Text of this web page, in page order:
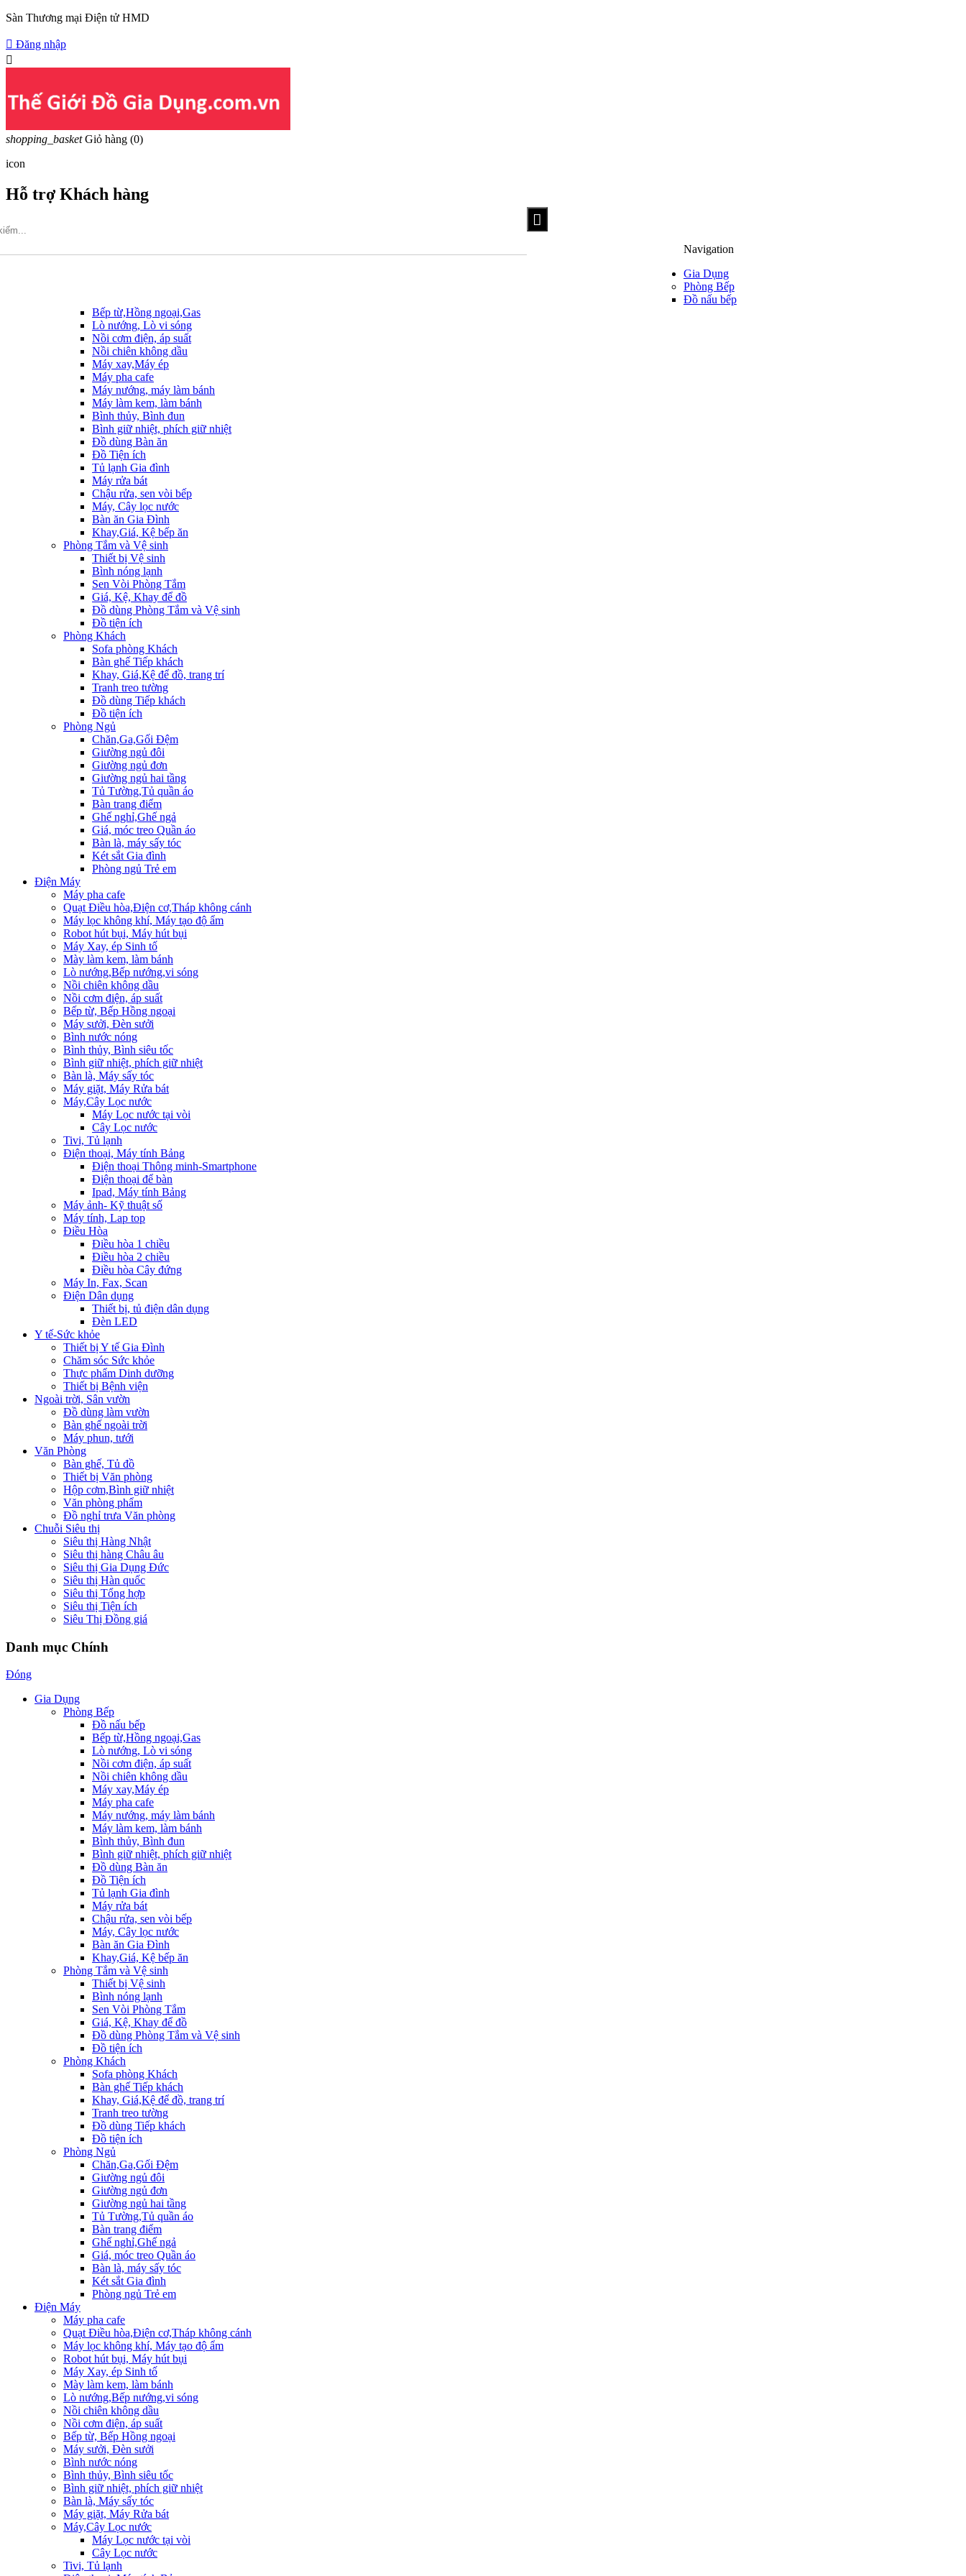
Sàn Thương mại Điện tử HMD
 Đăng nhập

shopping_basket Giỏ hàng (0)
icon
Hỗ trợ Khách hàng
Hotline: 09317.456.44
Navigation
Gia Dụng
Phòng Bếp
Đồ nấu bếp
Bếp từ,Hồng ngoại,Gas
Lò nướng, Lò vi sóng
Nồi cơm điện, áp suất
Nồi chiên không dầu
Máy xay,Máy ép
Máy pha cafe
Máy nướng, máy làm bánh
Máy làm kem, làm bánh
Bình thủy, Bình đun
Bình giữ nhiệt, phích giữ nhiệt
Đồ dùng Bàn ăn
Đồ Tiện ích
Tủ lạnh Gia đình
Máy rửa bát
Chậu rửa, sen vòi bếp
Máy, Cây lọc nước
Bàn ăn Gia Đình
Khay,Giá, Kệ bếp ăn
Phòng Tắm và Vệ sinh
Thiết bị Vệ sinh
Bình nóng lạnh
Sen Vòi Phòng Tắm
Giá, Kệ, Khay để đồ
Đồ dùng Phòng Tắm và Vệ sinh
Đồ tiện ích
Phòng Khách
Sofa phòng Khách
Bàn ghế Tiếp khách
Khay, Giá,Kệ để đồ, trang trí
Tranh treo tường
Đồ dùng Tiếp khách
Đồ tiện ích
Phòng Ngủ
Chăn,Ga,Gối Đệm
Giường ngủ đôi
Giường ngủ đơn
Giường ngủ hai tầng
Tủ Tường,Tủ quần áo
Bàn trang điểm
Ghế nghỉ,Ghế ngả
Giá, móc treo Quần áo
Bàn là, máy sấy tóc
Két sắt Gia đình
Phòng ngủ Trẻ em
Điện Máy
Máy pha cafe
Quạt Điều hòa,Điện cơ,Tháp không cánh
Máy lọc không khí, Máy tạo độ ẩm
Robot hút bụi, Máy hút bụi
Máy Xay, ép Sinh tố
Mày làm kem, làm bánh
Lò nướng,Bếp nướng,vi sóng
Nồi chiên không dầu
Nồi cơm điện, áp suất
Bếp từ, Bếp Hồng ngoại
Máy sưởi, Đèn sưởi
Bình nước nóng
Bình thủy, Bình siêu tốc
Bình giữ nhiệt, phích giữ nhiệt
Bàn là, Máy sấy tóc
Máy giặt, Máy Rửa bát
Máy,Cây Lọc nước
Máy Lọc nước tại vòi
Cây Lọc nước
Tivi, Tủ lạnh
Điện thoại, Máy tính Bảng
Điện thoại Thông minh-Smartphone
Điện thoại để bàn
Ipad, Máy tính Bảng
Máy ảnh- Kỹ thuật số
Máy tính, Lap top
Điều Hòa
Điều hòa 1 chiều
Điều hòa 2 chiều
Điều hòa Cây đứng
Máy In, Fax, Scan
Điện Dân dụng
Thiết bị, tủ điện dân dụng
Đèn LED
Y tế-Sức khỏe
Thiết bị Y tế Gia Đình
Chăm sóc Sức khỏe
Thực phẩm Dinh dưỡng
Thiết bị Bệnh viện
Ngoài trời, Sân vườn
Đồ dùng làm vườn
Bàn ghế ngoài trời
Máy phun, tưới
Văn Phòng
Bàn ghế, Tủ đồ
Thiết bị Văn phòng
Hộp cơm,Bình giữ nhiệt
Văn phòng phẩm
Đồ nghỉ trưa Văn phòng
Chuỗi Siêu thị
Siêu thị Hàng Nhật
Siêu thị hàng Châu âu
Siêu thị Gia Dụng Đức
Siêu thị Hàn quốc
Siêu thị Tổng hợp
Siêu thị Tiện ích
Siêu Thị Đồng giá
Danh mục Chính
Đóng
Gia Dụng
Phòng Bếp
Đồ nấu bếp
Bếp từ,Hồng ngoại,Gas
Lò nướng, Lò vi sóng
Nồi cơm điện, áp suất
Nồi chiên không dầu
Máy xay,Máy ép
Máy pha cafe
Máy nướng, máy làm bánh
Máy làm kem, làm bánh
Bình thủy, Bình đun
Bình giữ nhiệt, phích giữ nhiệt
Đồ dùng Bàn ăn
Đồ Tiện ích
Tủ lạnh Gia đình
Máy rửa bát
Chậu rửa, sen vòi bếp
Máy, Cây lọc nước
Bàn ăn Gia Đình
Khay,Giá, Kệ bếp ăn
Phòng Tắm và Vệ sinh
Thiết bị Vệ sinh
Bình nóng lạnh
Sen Vòi Phòng Tắm
Giá, Kệ, Khay để đồ
Đồ dùng Phòng Tắm và Vệ sinh
Đồ tiện ích
Phòng Khách
Sofa phòng Khách
Bàn ghế Tiếp khách
Khay, Giá,Kệ để đồ, trang trí
Tranh treo tường
Đồ dùng Tiếp khách
Đồ tiện ích
Phòng Ngủ
Chăn,Ga,Gối Đệm
Giường ngủ đôi
Giường ngủ đơn
Giường ngủ hai tầng
Tủ Tường,Tủ quần áo
Bàn trang điểm
Ghế nghỉ,Ghế ngả
Giá, móc treo Quần áo
Bàn là, máy sấy tóc
Két sắt Gia đình
Phòng ngủ Trẻ em
Điện Máy
Máy pha cafe
Quạt Điều hòa,Điện cơ,Tháp không cánh
Máy lọc không khí, Máy tạo độ ẩm
Robot hút bụi, Máy hút bụi
Máy Xay, ép Sinh tố
Mày làm kem, làm bánh
Lò nướng,Bếp nướng,vi sóng
Nồi chiên không dầu
Nồi cơm điện, áp suất
Bếp từ, Bếp Hồng ngoại
Máy sưởi, Đèn sưởi
Bình nước nóng
Bình thủy, Bình siêu tốc
Bình giữ nhiệt, phích giữ nhiệt
Bàn là, Máy sấy tóc
Máy giặt, Máy Rửa bát
Máy,Cây Lọc nước
Máy Lọc nước tại vòi
Cây Lọc nước
Tivi, Tủ lạnh